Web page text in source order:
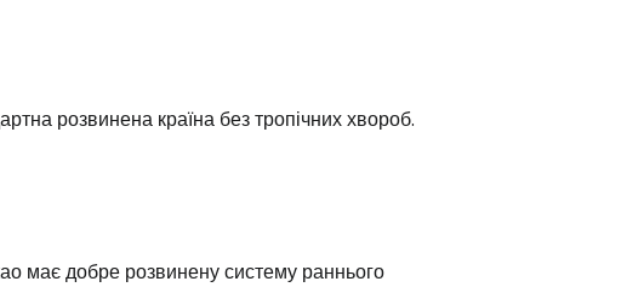
розвинена країна без тропічних хвороб.
має добре розвинену систему раннього